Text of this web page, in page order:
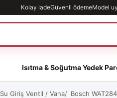
Kolay iadeGüvenli ödemeModel
Isıtma & Soğutma Yedek
Su Giriş Ventil / Vana Bosch